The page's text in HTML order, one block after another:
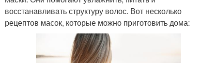
восстанавливать структуру волос. Вот несколько
рецептов масок, которые можно приготовить дома: